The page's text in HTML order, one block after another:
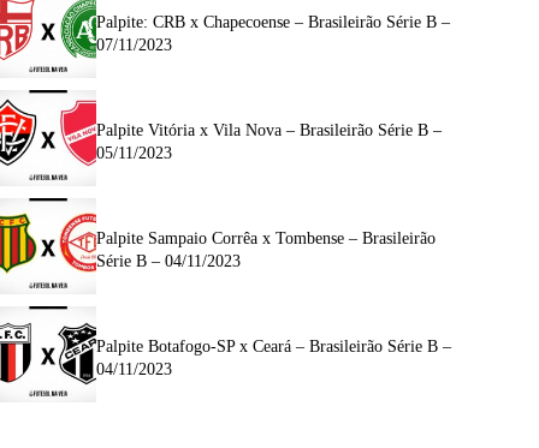
Palpite: CRB x Chapecoense – Brasileirão Série B –
07/11/2023
Palpite Vitória x Vila Nova – Brasileirão Série B –
05/11/2023
Palpite Sampaio Corrêa x Tombense – Brasileirão
Série B – 04/11/2023
Palpite Botafogo-SP x Ceará – Brasileirão Série B –
04/11/2023